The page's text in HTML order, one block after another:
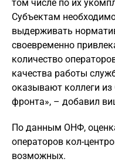
том числе по их
Субъектам
выдерживать
своевременно
количество
качества работы
оказывают коллеги
фронта», – добавил
По данным ОНФ,
операторов кол-
возможных.